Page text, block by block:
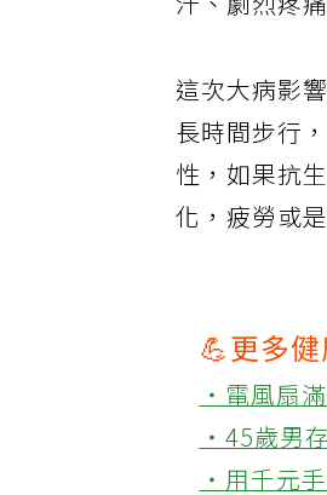
汗、劇烈疼
這次大病影
長時間步行
性，如果抗
化，疲勞或
💪更多
‧電風扇滿
‧45歲男